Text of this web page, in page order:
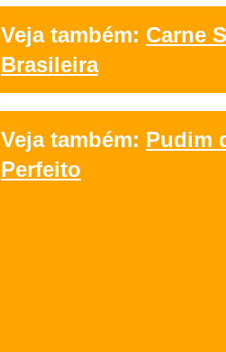
Veja também: Carne
Brasileira
Veja também: Pudim
Perfeito